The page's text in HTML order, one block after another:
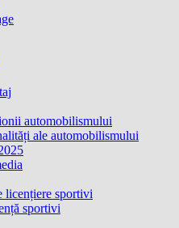
automobilismului
ale automobilismului
licențiere sportivi
sportivi